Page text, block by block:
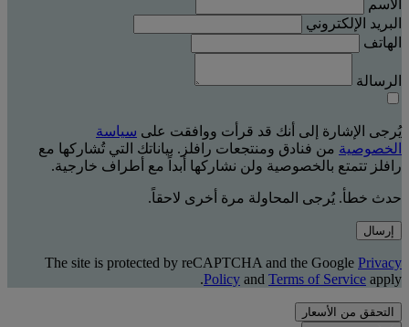
الاسم
البريد الإلكتروني
الهاتف
الرسالة
يُرجى الإشارة إلى أنك قد قرأت ووافقت على سياسة
الخصوصية من فنادق ومنتجعات رافلز. بياناتك التي تُشاركها مع
رافلز تتمتع بالخصوصية ولن نشاركها أبداً مع أطراف خارجية.
حدث خطأ. يُرجى المحاولة مرة أخرى لاحقاً.
إرسال
The site is protected by reCAPTCHA and the Google Privacy
Policy and Terms of Service apply.
التحقق من الأسعار